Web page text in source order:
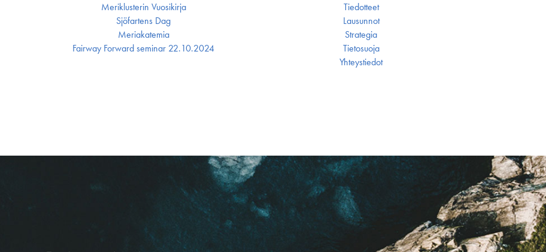
Meriklusterin Vuosikirja
Sjöfartens Dag
Meriakatemia
Fairway Forward seminar 22.10.2024
Tiedotteet
Lausunnot
Strategia
Tietosuoja
Yhteystiedot